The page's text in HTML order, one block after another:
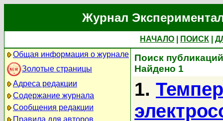
Журнал
НАЧАЛО ПОИСК
Общая информация о журнале
Золотые страницы
Адреса редакции
Содержание журнала
Сообщения редакции
Правила для авторов
Поиск
Найдено 1
1.